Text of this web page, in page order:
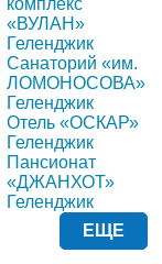
комплекс
«ВУЛАН»
Геленджик
Санаторий «им.
ЛОМОНОСОВА»
Геленджик
Отель «ОСКАР»
Геленджик
Пансионат
«ДЖАНХОТ»
Геленджик
ЕЩЕ